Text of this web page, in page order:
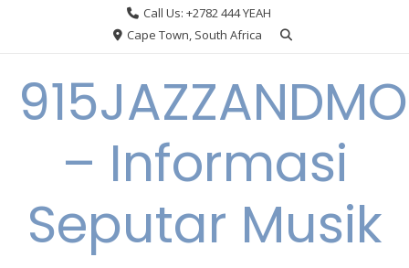
Call Us: +2782 444 YEAH
Cape Town, South Africa
– Informasi
Seputar Musik